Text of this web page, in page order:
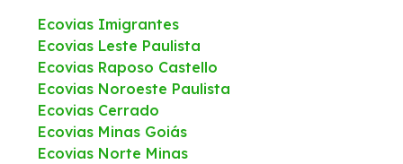
Ecovias Imigrantes
Ecovias Leste Paulista
Ecovias Raposo Castello
Ecovias Noroeste Paulista
Ecovias Cerrado
Ecovias Minas Goiás
Ecovias Norte Minas